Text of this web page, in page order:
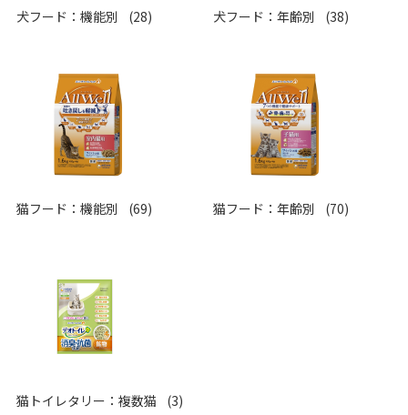
犬フード：機能別 (28) 犬フード：年齢別 (38)
猫フード：機能別 (69) 猫フード：年齢別 (70)
猫トイレタリー：複数猫 (3)